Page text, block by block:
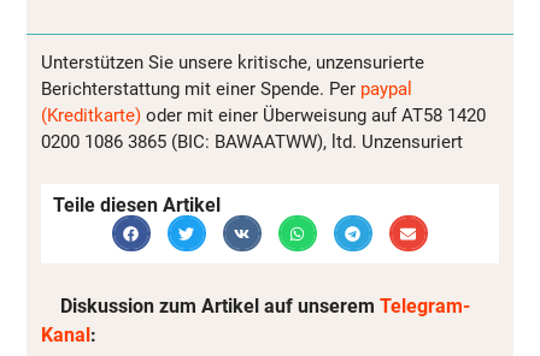
Unterstützen Sie unsere kritische, unzensurierte
Berichterstattung mit einer Spende. Per paypal
(Kreditkarte) oder mit einer Überweisung auf AT58 1420
0200 1086 3865 (BIC: BAWAATWW), ltd. Unzensuriert
Teile diesen Artikel
Diskussion zum Artikel auf unserem Telegram-
Kanal: